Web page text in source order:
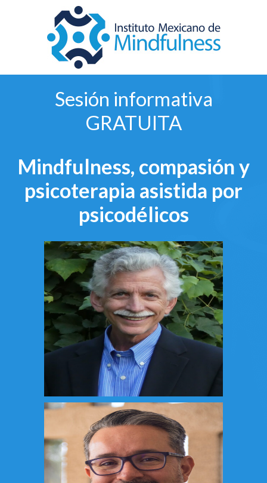
Sesión informativa
GRATUITA
Mindfulness, compasión y
psicoterapia asistida por
psicodélicos​